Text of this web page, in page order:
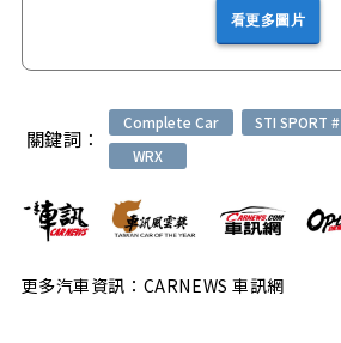
看更多圖片
關鍵詞：
Complete Car STI SPORT #
WRX
更多汽車資訊：CARNEWS 車訊網